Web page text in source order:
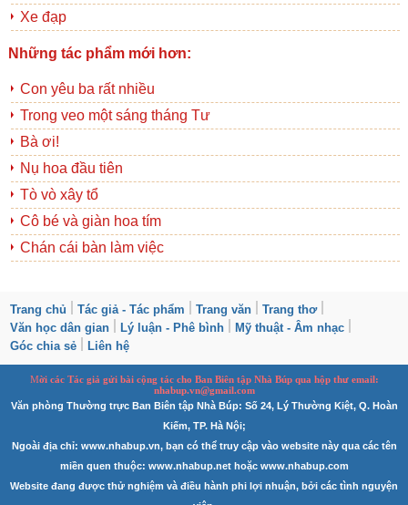
Xe đạp
Những tác phẩm mới hơn:
Con yêu ba rất nhiều
Trong veo một sáng tháng Tư
Bà ơi!
Nụ hoa đầu tiên
Tò vò xây tổ
Cô bé và giàn hoa tím
Chán cái bàn làm việc
Trang chủ Tác giả - Tác phẩm Trang văn
Trang thơ
Văn học dân gian
Lý luận - Phê bình
Mỹ thuật - Âm nhạc
Góc chia sẻ
Liên hệ
Mời các Tác giả gửi bài cộng táccho Ban Biên tập Nhà Búp qua hộp thư email:
nhabup.vn@gmail.com
Văn phòng Thường trực Ban Biên tập Nhà Búp: Số 24, Lý Thường Kiệt, Q. Hoàn
Kiếm, TP. Hà Nội;
Ngoài địa chỉ: www.nhabup.vn, bạn có thể truy cập vào website này qua các tên
miền quen thuộc: www.nhabup.net hoặc www.nhabup.com
Website đang được thử nghiệm và điều hành phi lợi nhuận, bởi các tình nguyện